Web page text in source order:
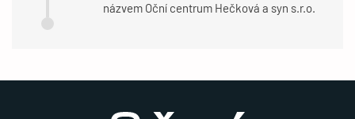
názvem Oční centrum Hečková a syn s.r.o.